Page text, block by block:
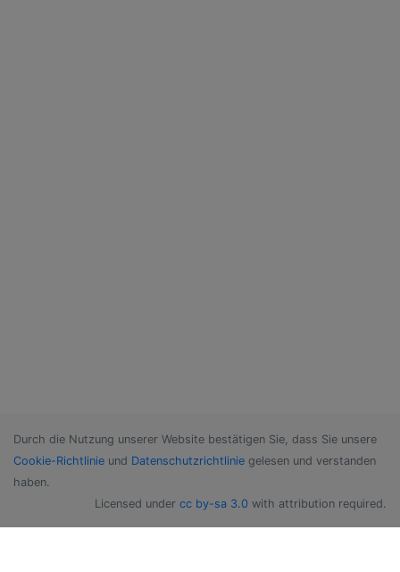
Durch die Nutzung unserer Website bestätigen Sie, dass Sie unsere
Cookie-Richtlinie und Datenschutzrichtlinie gelesen und verstanden
haben.
Licensed under cc by-sa 3.0 with attribution required.